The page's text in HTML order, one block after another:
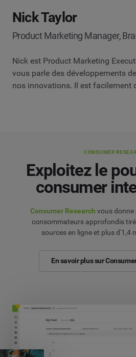
Nick Taylor
Product Marketing Manager,
Nick est Product Marketing
vous parle des développements
nos innovations. Il est facilement
CONSUMER
Exploitez le
consumer
Consumer Research vous donne
consommateurs approfondis
sources en ligne et plus d'1,4
En savoir plus sur